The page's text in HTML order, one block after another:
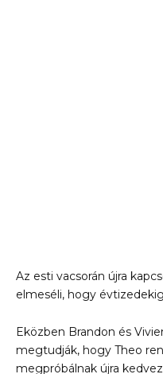
Az esti vacsorán újra
elmeséli, hogy
Eközben Brandon és
megtudják, hogy Theo
megpróbálnak újra